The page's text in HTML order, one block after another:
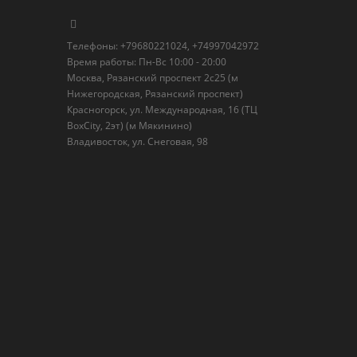
Телефоны: +79680221024, +74997042972
Время работы: Пн-Вс 10:00 - 20:00
Москва, Рязанский проспект 2с25 (м
Нижегородская, Рязанский проспект)
Красногорск, ул. Международная, 16 (ТЦ
BoxСity, 2эт) (м Мякинино)
Владивосток, ул. Снеговая, 98